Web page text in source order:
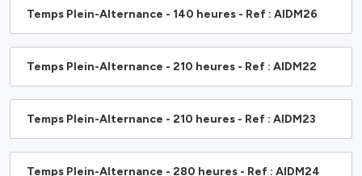
Temps Plein-Alternance - 140 heures - Ref : AIDM26
Temps Plein-Alternance - 210 heures - Ref : AIDM22
Temps Plein-Alternance - 210 heures - Ref : AIDM23
Temps Plein-Alternance - 280 heures - Ref : AIDM24